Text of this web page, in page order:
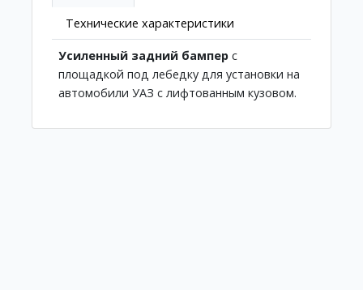
Технические характеристики
Усиленный задний бампер с
площадкой под лебедку для установки на
автомобили УАЗ с лифтованным кузовом.